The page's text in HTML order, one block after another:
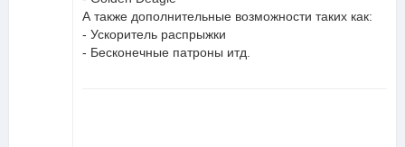
А также дополнительные возможности таких как:
- Ускоритель распрыжки
- Бесконечные патроны итд.